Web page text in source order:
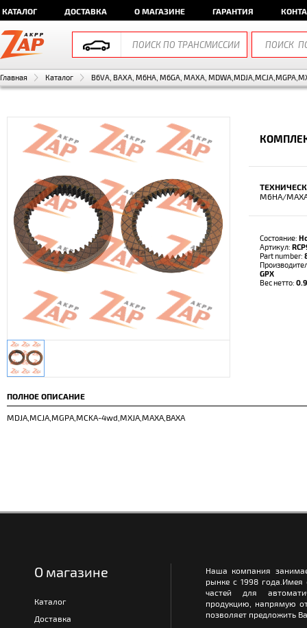
КАТАЛОГ ДОСТАВКА О МАГАЗИНЕ ГАРАНТИЯ
Главная Каталог B6VA, BAXA, M6HA, M6GA, MAXA,
M6HA/
Состояние:
Артикул:
Part number:
GPX
Вес нетто:
ПОЛНОЕ ОПИСАНИЕ
MDJA,MCJA,MGPA,MCKA-4wd,MXJA,MAXA,BAXA
О магазине
Каталог
Доставка
Наша компания
рынке с 1998
частей для
продукцию, напрямую
позволяет предложить